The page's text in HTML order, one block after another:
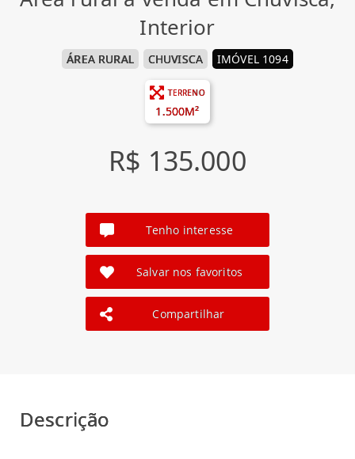
Interior
ÁREA RURAL CHUVISCA IMÓVEL 1094
TERRENO
1.500M²
R$ 135.000
Tenho interesse
Salvar nos favoritos
Compartilhar
Descrição